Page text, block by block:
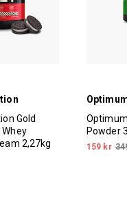
Gold
2,27kg
Powder
159 kr